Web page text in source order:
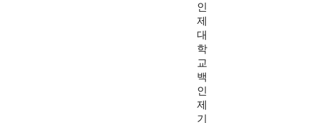
인
제
대
학
교
백
인
제
기